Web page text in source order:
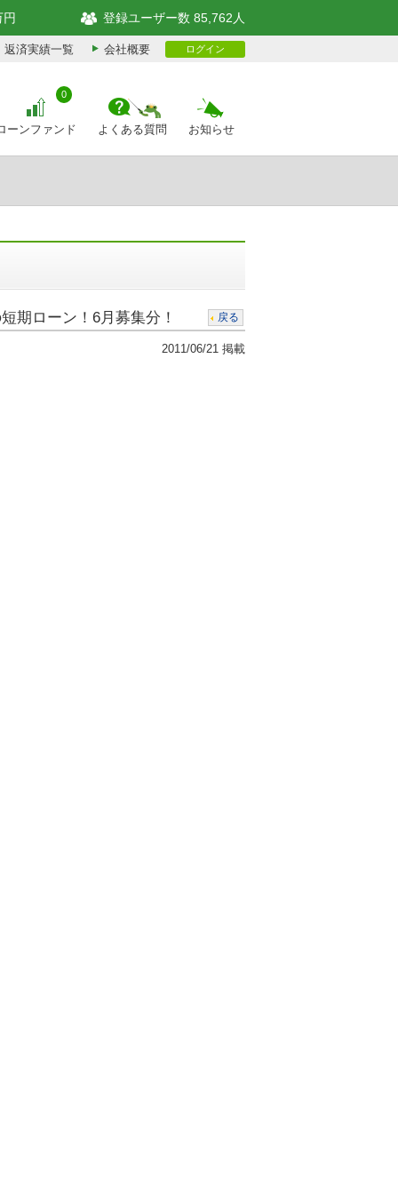
円 登録ユーザー数 85,762人
返済実績一覧 会社概要 ログイン
ーンファンド
0
よくある質問 お知らせ
期ローン！6月募集分！ 戻る
2011/06/21 掲載